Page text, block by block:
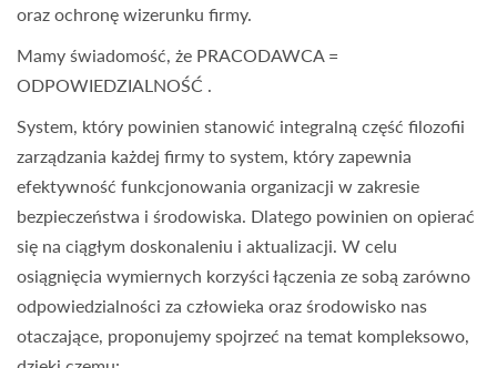
oraz ochronę wizerunku firmy.
Mamy świadomość, że PRACODAWCA =
ODPOWIEDZIALNOŚĆ .
System, który powinien stanowić integralną część filozofii
zarządzania każdej firmy to system, który zapewnia
efektywność funkcjonowania organizacji w zakresie
bezpieczeństwa i środowiska. Dlatego powinien on opierać
się na ciągłym doskonaleniu i aktualizacji. W celu
osiągnięcia wymiernych korzyści łączenia ze sobą zarówno
odpowiedzialności za człowieka oraz środowisko nas
otaczające, proponujemy spojrzeć na temat kompleksowo,